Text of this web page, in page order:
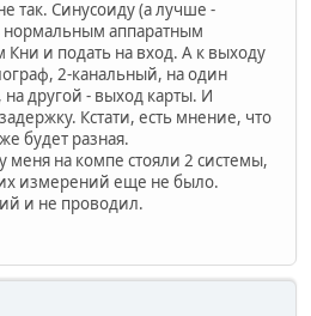
так. Синусоиду (а лучше -
нормальным аппаратным
Кни и подать на вход. А к выходу
2-канальный, на один
на другой - выход карты. И
Кстати, есть мнение, что
будет разная.
меня на компе стояли 2 системы,
измерений еще не было.
и не проводил.